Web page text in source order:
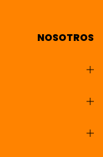
NOSOTROS